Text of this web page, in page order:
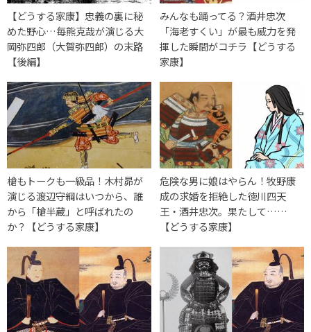
【どうする家康】忠義の裏に秘
めた野心…毎熊克哉が演じる大
岡弥四郎（大賀弥四郎）の末路
【後編】
みんなも踊ってる？酒井忠次
「海老すくい」が最も威力を発
揮した瞬間がコチラ【どうする
家康】
槍もトークも一級品！木村昴が
演じる渡辺守綱はいつから、誰
から「槍半蔵」と呼ばれたの
か？【どうする家康】
危険な男に娘はやらん！牧野康
成の求婚を拒絶した徳川四天
王・酒井忠次。果たして……
【どうする家康】